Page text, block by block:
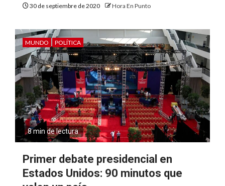
30 de septiembre de 2020 Hora En Punto
MUNDO POLÍTICA
8 min de lectura
Primer debate presidencial en
Estados Unidos: 90 minutos que